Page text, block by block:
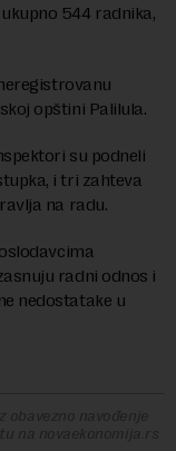
544 radnika,
opštini Palilula.
su podneli
i tri zahteva
na radu.
radni odnos i
nedostatake u
obavezno navođenje
na novaekonomija.rs